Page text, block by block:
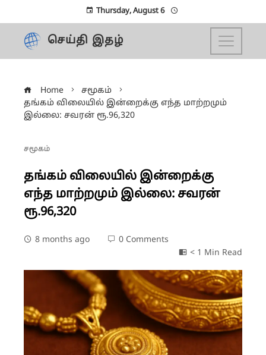
Thursday, August 6
செய்தி இதழ்
Home
சமூகம்
தங்கம் விலையில் இன்றைக்கு எந்த மாற்றமும்
இல்லை: சவரன் ரூ.96,320
சமூகம்
தங்கம் விலையில் இன்றைக்கு
எந்த மாற்றமும் இல்லை: சவரன்
ரூ.96,320
8 months ago
0 Comments
< 1 Min Read